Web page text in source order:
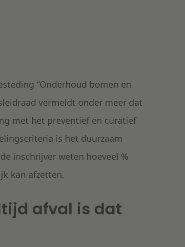
“Onderhoud bomen en
vermeldt onder meer dat
met het preventief en curatief
is het duurzaam
inschrijver weten hoeveel %
kan afzetten.
afval is dat